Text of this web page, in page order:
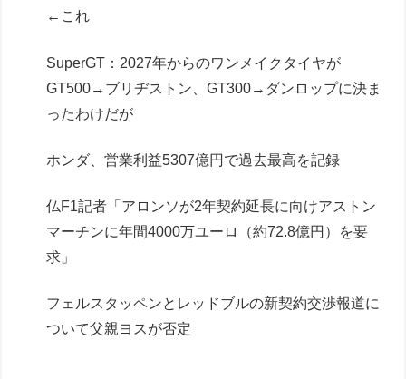
←これ
SuperGT：2027年からのワンメイクタイヤが
GT500→ブリヂストン、GT300→ダンロップに決ま
ったわけだが
ホンダ、営業利益5307億円で過去最高を記録
仏F1記者「アロンソが2年契約延長に向けアストン
マーチンに年間4000万ユーロ（約72.8億円）を要
求」
フェルスタッペンとレッドブルの新契約交渉報道に
ついて父親ヨスが否定